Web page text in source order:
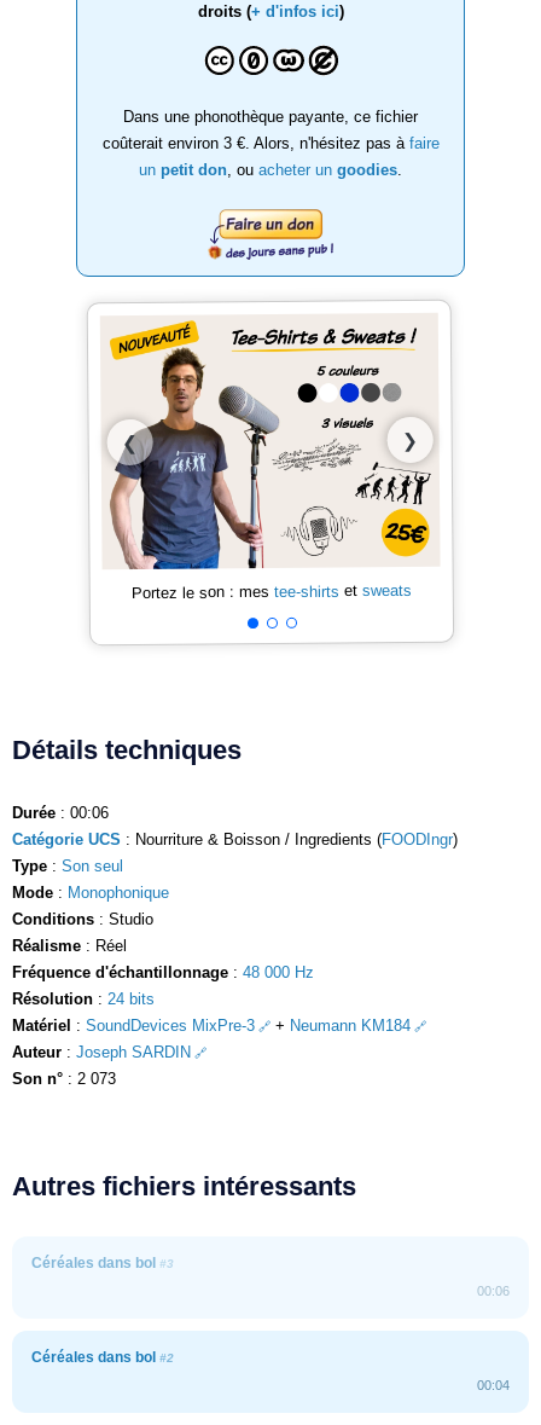
droits (+ d'infos ici)
Dans une phonothèque payante, ce fichier
coûterait environ 3 €. Alors, n'hésitez pas à faire
un petit don , ou acheter un goodies
❮ ❯
Portez le son : mes tee-shirts et sweats
Détails techniques
Durée : 00:06
Catégorie UCS : Nourriture & Boisson / Ingredients (FOODIngr)
Type : Son seul
Mode : Monophonique
Conditions : Studio
Réalisme : Réel
Fréquence d'échantillonnage : 48 000 Hz
Résolution : 24 bits
Matériel : SoundDevices MixPre-3 + Neumann KM184
Auteur : Joseph SARDIN
Son n° : 2 073
Autres fichiers intéressants
Céréales dans bol #3
00:06
Céréales dans bol #2
00:04